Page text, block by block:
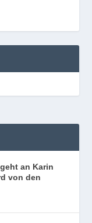
an Karin
von den